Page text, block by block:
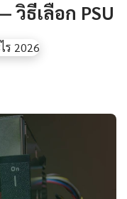
วิธีเลือก PSU